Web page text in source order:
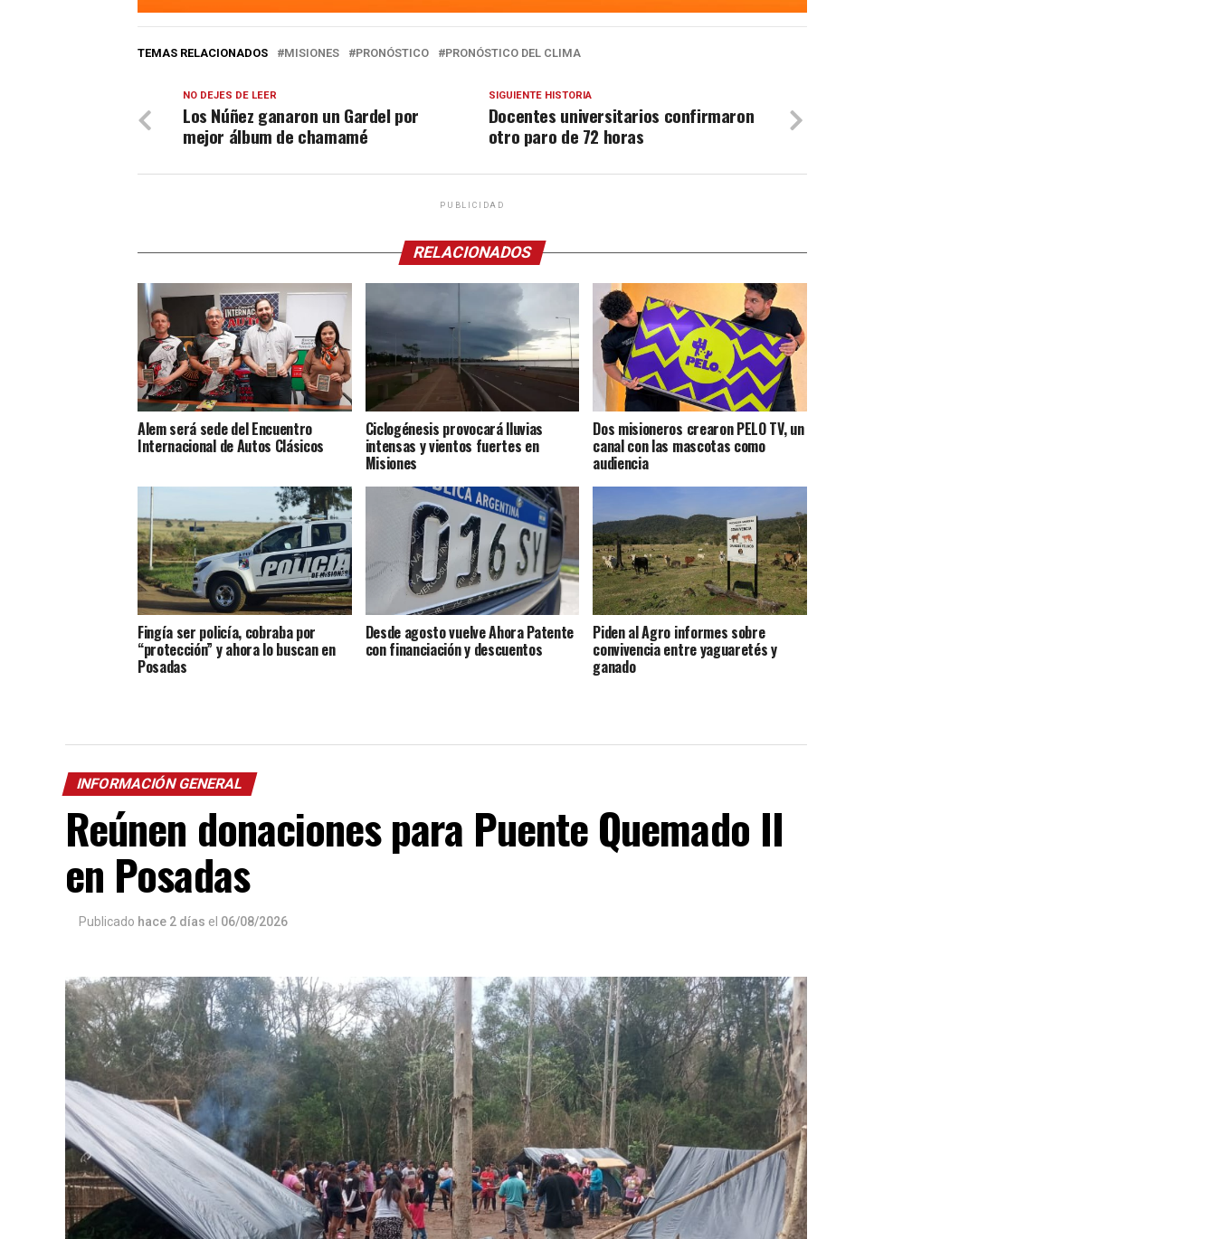
TEMAS RELACIONADOS MISIONES PRONÓSTICO PRONÓSTICO DEL CLIMA
SIGUIENTE HISTORIA
Docentes universitarios confirmaron
otro paro de 72 horas
NO DEJES DE LEER
Los Núñez ganaron un Gardel por
mejor álbum de chamamé
PUBLICIDAD
RELACIONADOS
Alem será sede del Encuentro
Internacional de Autos Clásicos
Ciclogénesis provocará lluvias
intensas y vientos fuertes en
Misiones
Dos misioneros crearon PELO TV, un
canal con las mascotas como
audiencia
Fingía ser policía, cobraba por
“protección” y ahora lo buscan en
Posadas
Desde agosto vuelve Ahora Patente
con financiación y descuentos
Piden al Agro informes sobre
convivencia entre yaguaretés y
ganado
INFORMACIÓN GENERAL
Reúnen donaciones para Puente Quemado II
en Posadas
Publicado hace 2 días el 06/08/2026